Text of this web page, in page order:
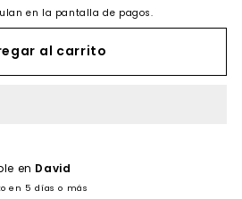
en la pantalla de pagos.
al carrito
en David
en 5 días o más